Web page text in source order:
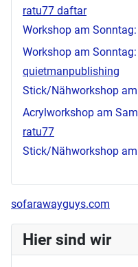
ratu77 daftar
Workshop am Sonntag:
Workshop am
quietmanpublishing
Stick/Nähworkshop
Acrylworkshop am
ratu77
Stick/Nähworkshop
sofarawayguys.com
Hier sind wir